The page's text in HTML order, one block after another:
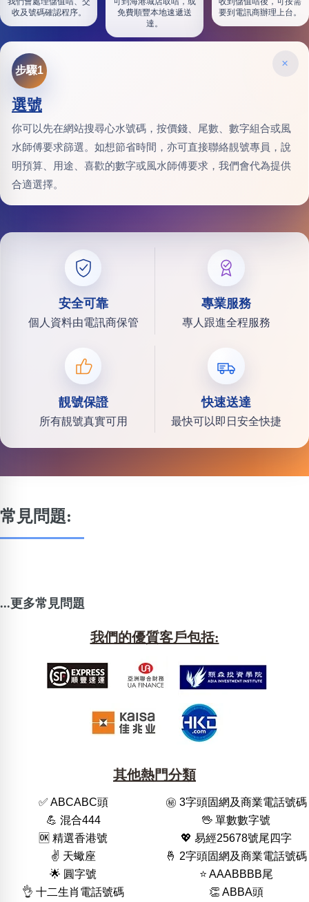
收及號碼確認程序。
免費順豐本地速遞送
達。
要到電訊商辦理上台。
×
步驟1
選號
你可以先在網站搜尋心水號碼，按價錢、尾數、數字組合或風
水師傅要求篩選。如想節省時間，亦可直接聯絡靚號專員，說
明預算、用途、喜歡的數字或風水師傅要求，我們會代為提供
合適選擇。
安全可靠
個人資料由電訊商保管
專業服務
專人跟進全程服務
靚號保證
所有靚號真實可用
快速送達
最快可以即日安全快捷
常見問題:
...更多常見問題
我們的優質客戶包括:
其他熱門分類
✅ ABCABC頭
㊙️ 3字頭固網及商業電話號碼
💪 混合444
🖖 單數數字號
🆗️ 精選香港號
💖 易經25678號尾四字
✌️ 天蠍座
🤞 2字頭固網及商業電話號碼
🌟 圓字號
⭐️ AAABBBB尾
👌 十二生肖電話號碼
👏 ABBA頭